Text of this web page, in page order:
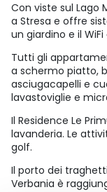
Con viste sul Lago
a Stresa e offre
un giardino e il
Tutti gli
a schermo piatto,
asciugacapelli e
lavastoviglie e
Il Residence Le
lavanderia. Le
golf.
Il porto dei
Verbania è